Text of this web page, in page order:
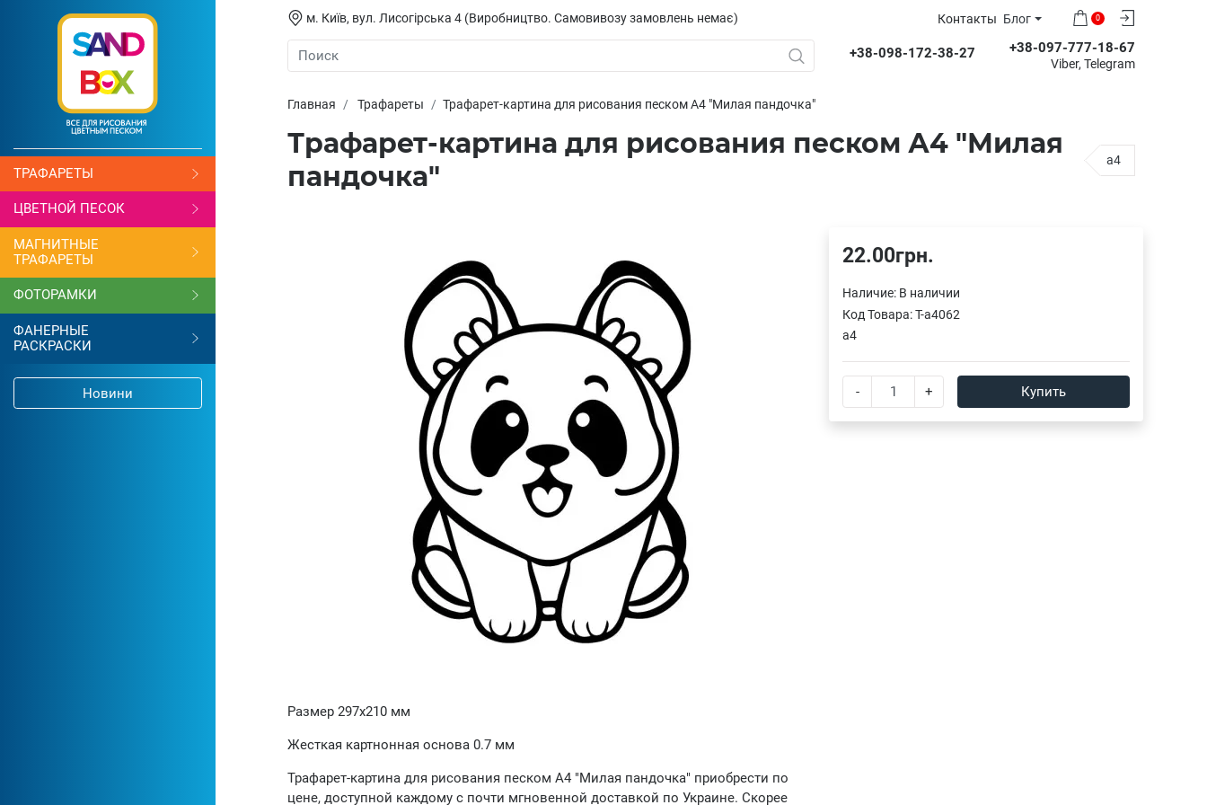
ТРАФАРЕТЫ
ЦВЕТНОЙ ПЕСОК
МАГНИТНЫЕ
ТРАФАРЕТЫ
ФОТОРАМКИ
ФАНЕРНЫЕ
РАСКРАСКИ
Новини
Контакты Блог
м. Київ, вул. Лисогірська 4 (Виробництво. Самовивозу замовлень немає)
+38-098-172-38-27
0
+38-097-777-18-67
Viber, Telegram
Главная Трафареты Трафарет-картина для рисования песком А4 "Милая пандочка"
Трафарет-картина для рисования песком А4 "Милая
пандочка"
a4
Размер 297х210 мм
Жесткая картнонная основа 0.7 мм
Трафарет-картина для рисования песком А4 "Милая пандочка" приобрести по
цене, доступной каждому с почти мгновенной доставкой по Украине. Скорее
22.00грн.
Наличие: В наличии
Код Товара:T-a4062
a4
- + Купить